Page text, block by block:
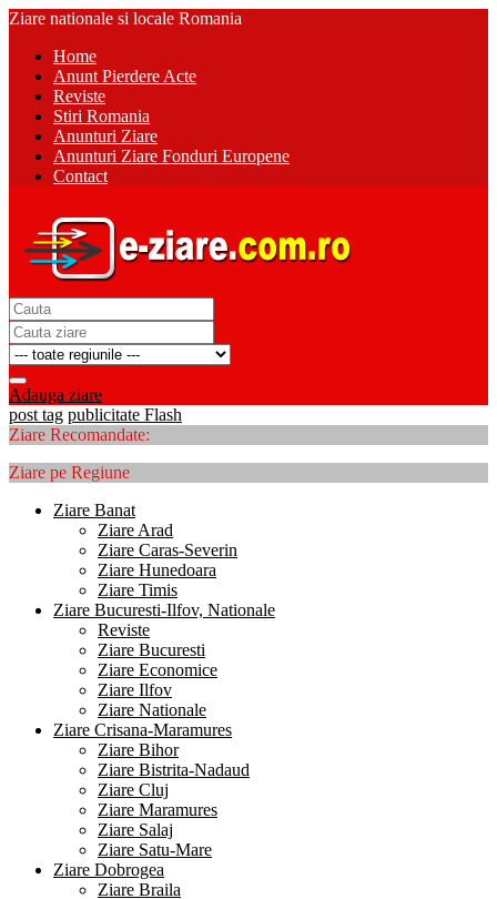
Ziare nationale si locale Romania
Home
Anunt Pierdere Acte
Reviste
Stiri Romania
Anunturi Ziare
Anunturi Ziare Fonduri Europene
Contact
Adauga ziare
post tag publicitate Flash
Ziare Recomandate:
Ziare pe Regiune
Ziare Banat
Ziare Arad
Ziare Caras-Severin
Ziare Hunedoara
Ziare Timis
Ziare Bucuresti-Ilfov, Nationale
Reviste
Ziare Bucuresti
Ziare Economice
Ziare Ilfov
Ziare Nationale
Ziare Crisana-Maramures
Ziare Bihor
Ziare Bistrita-Nadaud
Ziare Cluj
Ziare Maramures
Ziare Salaj
Ziare Satu-Mare
Ziare Dobrogea
Ziare Braila